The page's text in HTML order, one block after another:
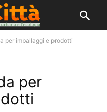
per imballaggi e prodotti
per